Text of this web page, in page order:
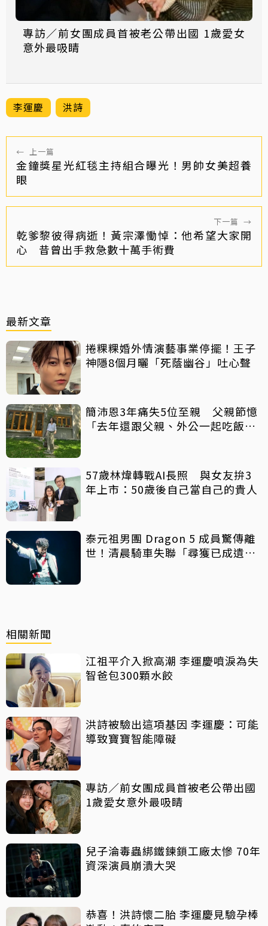
專訪／前女團成員首被老公帶出國 1歲愛女
意外最吸睛
李運慶 洪詩
← 上一篇
金鐘獎星光紅毯主持組合曝光！男帥女美超養
眼
下一篇 →
乾爹黎彼得病逝！黃宗澤慟悼：他希望大家開
心 昔曾出手救急數十萬手術費
最新文章
捲粿粿婚外情演藝事業停擺！王子
神隱8個月曬「死蔭幽谷」吐心聲
簡沛恩3年痛失5位至親 父親節憶
「去年還跟父親、外公一起吃飯聊
57歲林煒轉戰AI長照 與女友拚3
年上市：50歲後自己當自己的貴人
泰元祖男團 Dragon 5 成員驚傳離
世！清晨騎車失聯「尋獲已成遺
相關新聞
江祖平介入掀高潮 李運慶噴淚為失
智爸包300顆水餃
洪詩被驗出這項基因 李運慶：可能
導致寶寶智能障礙
專訪／前女團成員首被老公帶出國
1歲愛女意外最吸睛
兒子淪毒蟲綁鐵鍊鎖工廠太慘 70年
資深演員崩潰大哭
恭喜！洪詩懷二胎 李運慶見驗孕棒